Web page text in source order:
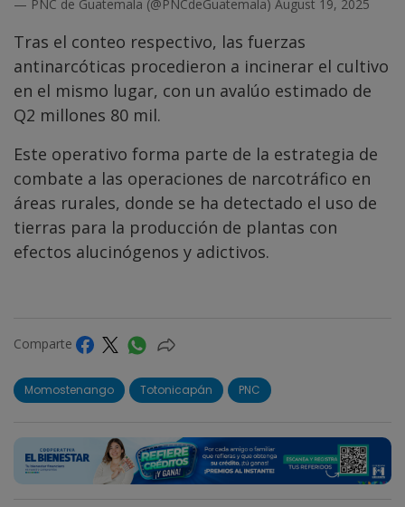
— PNC de Guatemala (@PNCdeGuatemala) August 19, 2025
Tras el conteo respectivo, las fuerzas
antinarcóticas procedieron a incinerar el cultivo
en el mismo lugar, con un avalúo estimado de
Q2 millones 80 mil.
Este operativo forma parte de la estrategia de
combate a las operaciones de narcotráfico en
áreas rurales, donde se ha detectado el uso de
tierras para la producción de plantas con
efectos alucinógenos y adictivos.
Comparte
Momostenango Totonicapán PNC